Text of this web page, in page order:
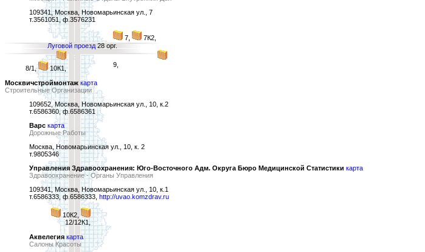
109341, Москва, Новомарьинская ул., 7
т.3561051, ф.3576231
7,
7К2,
Луговой проезд 28 орг.
8/1, 10К1, 9,
Москвичстроймонтаж карта
Строительные Организации
109652, Москва, Новомарьинская ул., 10, к.2
т.6586360, ф.6586361
Варс карта
Дорожные Работы
Москва, Новомарьинская ул., 10, к. 2
т.9805346
Управления Здравоохранения: Юго-Восточного Адм. Округа Бюро Медицинской Статистики карта
Здравоохранение - Органы Управления
109341, Москва, Новомарьинская ул., 10, к.1
т.6586333, ф.6586333, http://uvao.komzdrav.ru
10К2,
12/12К1,
Аквелегия карта
Салоны Красоты